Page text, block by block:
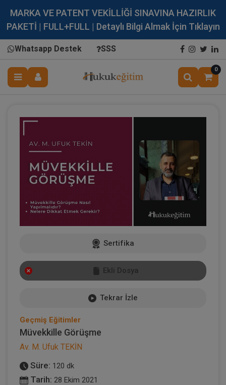
MARKA VE PATENT VEKİLLİĞİ SINAVINA HAZIRLIK
PAKETİ | FULL+FULL | Detaylı Bilgi Almak İçin Tıklayın
Whatsapp Destek SSS
0
Sertifika
Ekli Dosya
Tekrar İzle
Geçmiş Eğitimler
Müvekkille Görüşme
Av. M. Ufuk TEKİN
Süre: 120 dk
Tarih: 28 Ekim 2021